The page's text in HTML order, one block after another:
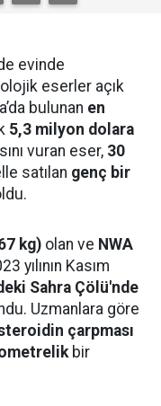
evinde
eserler açık
bulunan en
5,3 milyon dolara
vuran eser, 30
satılan genç bir
kg) olan ve NWA
yılının Kasım
Sahra Çölü'nde
Uzmanlara göre
çarpması
bir